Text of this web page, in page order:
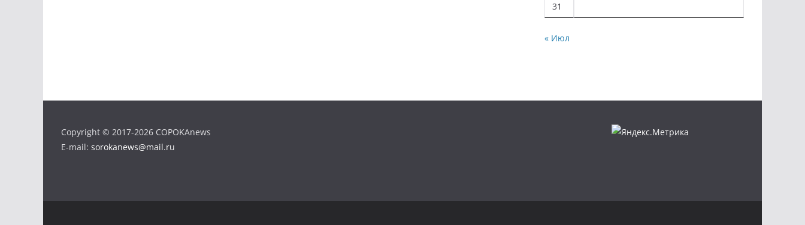
31
« Июл
Copyright © 2017-2026 COPOKAnews
E-mail: sorokanews@mail.ru